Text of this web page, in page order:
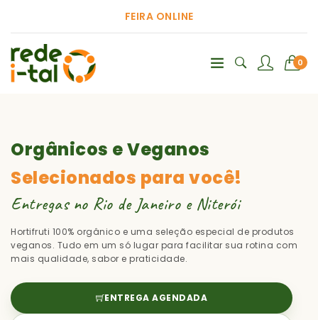
FEIRA ONLINE
0
Orgânicos e Veganos
Selecionados para você!
Entregas no Rio de Janeiro e Niterói
Hortifruti 100% orgânico e uma seleção especial de produtos
veganos. Tudo em um só lugar para facilitar sua rotina com
mais qualidade, sabor e praticidade.
ENTREGA AGENDADA